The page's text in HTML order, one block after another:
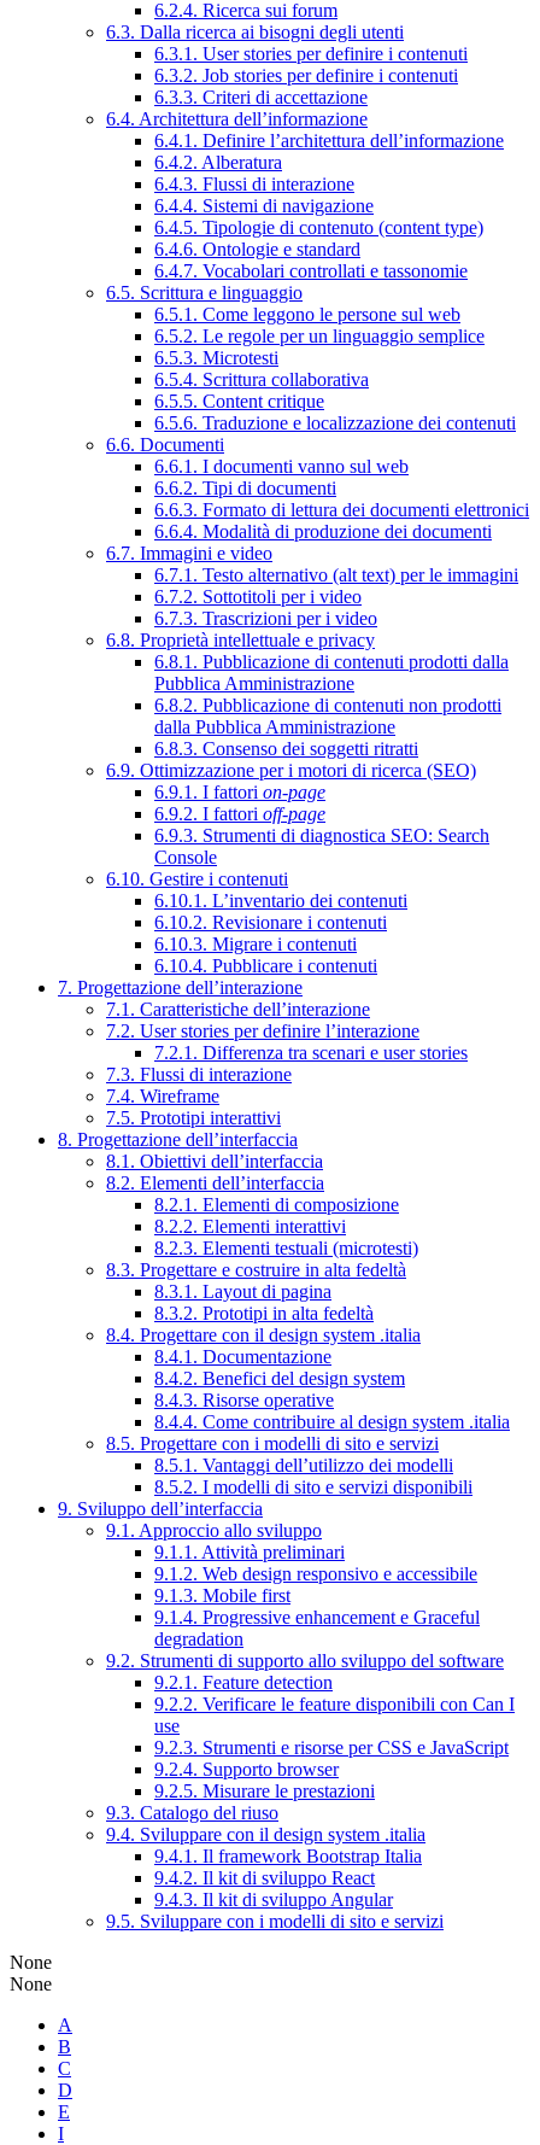
6.2.4. Ricerca sui forum
6.3. Dalla ricerca ai bisogni degli utenti
6.3.1. User stories per definire i contenuti
6.3.2. Job stories per definire i contenuti
6.3.3. Criteri di accettazione
6.4. Architettura dell’informazione
6.4.1. Definire l’architettura dell’informazione
6.4.2. Alberatura
6.4.3. Flussi di interazione
6.4.4. Sistemi di navigazione
6.4.5. Tipologie di contenuto (content type)
6.4.6. Ontologie e standard
6.4.7. Vocabolari controllati e tassonomie
6.5. Scrittura e linguaggio
6.5.1. Come leggono le persone sul web
6.5.2. Le regole per un linguaggio semplice
6.5.3. Microtesti
6.5.4. Scrittura collaborativa
6.5.5. Content critique
6.5.6. Traduzione e localizzazione dei contenuti
6.6. Documenti
6.6.1. I documenti vanno sul web
6.6.2. Tipi di documenti
6.6.3. Formato di lettura dei documenti elettronici
6.6.4. Modalità di produzione dei documenti
6.7. Immagini e video
6.7.1. Testo alternativo (alt text) per le immagini
6.7.2. Sottotitoli per i video
6.7.3. Trascrizioni per i video
6.8. Proprietà intellettuale e privacy
6.8.1. Pubblicazione di contenuti prodotti dalla
Pubblica Amministrazione
6.8.2. Pubblicazione di contenuti non prodotti
dalla Pubblica Amministrazione
6.8.3. Consenso dei soggetti ritratti
6.9. Ottimizzazione per i motori di ricerca (SEO)
6.9.1. I fattori on-page
6.9.2. I fattori off-page
6.9.3. Strumenti di diagnostica SEO: Search
Console
6.10. Gestire i contenuti
6.10.1. L’inventario dei contenuti
6.10.2. Revisionare i contenuti
6.10.3. Migrare i contenuti
6.10.4. Pubblicare i contenuti
7. Progettazione dell’interazione
7.1. Caratteristiche dell’interazione
7.2. User stories per definire l’interazione
7.2.1. Differenza tra scenari e user stories
7.3. Flussi di interazione
7.4. Wireframe
7.5. Prototipi interattivi
8. Progettazione dell’interfaccia
8.1. Obiettivi dell’interfaccia
8.2. Elementi dell’interfaccia
8.2.1. Elementi di composizione
8.2.2. Elementi interattivi
8.2.3. Elementi testuali (microtesti)
8.3. Progettare e costruire in alta fedeltà
8.3.1. Layout di pagina
8.3.2. Prototipi in alta fedeltà
8.4. Progettare con il design system .italia
8.4.1. Documentazione
8.4.2. Benefici del design system
8.4.3. Risorse operative
8.4.4. Come contribuire al design system .italia
8.5. Progettare con i modelli di sito e servizi
8.5.1. Vantaggi dell’utilizzo dei modelli
8.5.2. I modelli di sito e servizi disponibili
9. Sviluppo dell’interfaccia
9.1. Approccio allo sviluppo
9.1.1. Attività preliminari
9.1.2. Web design responsivo e accessibile
9.1.3. Mobile first
9.1.4. Progressive enhancement e Graceful
degradation
9.2. Strumenti di supporto allo sviluppo del software
9.2.1. Feature detection
9.2.2. Verificare le feature disponibili con Can I
use
9.2.3. Strumenti e risorse per CSS e JavaScript
9.2.4. Supporto browser
9.2.5. Misurare le prestazioni
9.3. Catalogo del riuso
9.4. Sviluppare con il design system .italia
9.4.1. Il framework Bootstrap Italia
9.4.2. Il kit di sviluppo React
9.4.3. Il kit di sviluppo Angular
9.5. Sviluppare con i modelli di sito e servizi
None
None
A
B
C
D
E
I